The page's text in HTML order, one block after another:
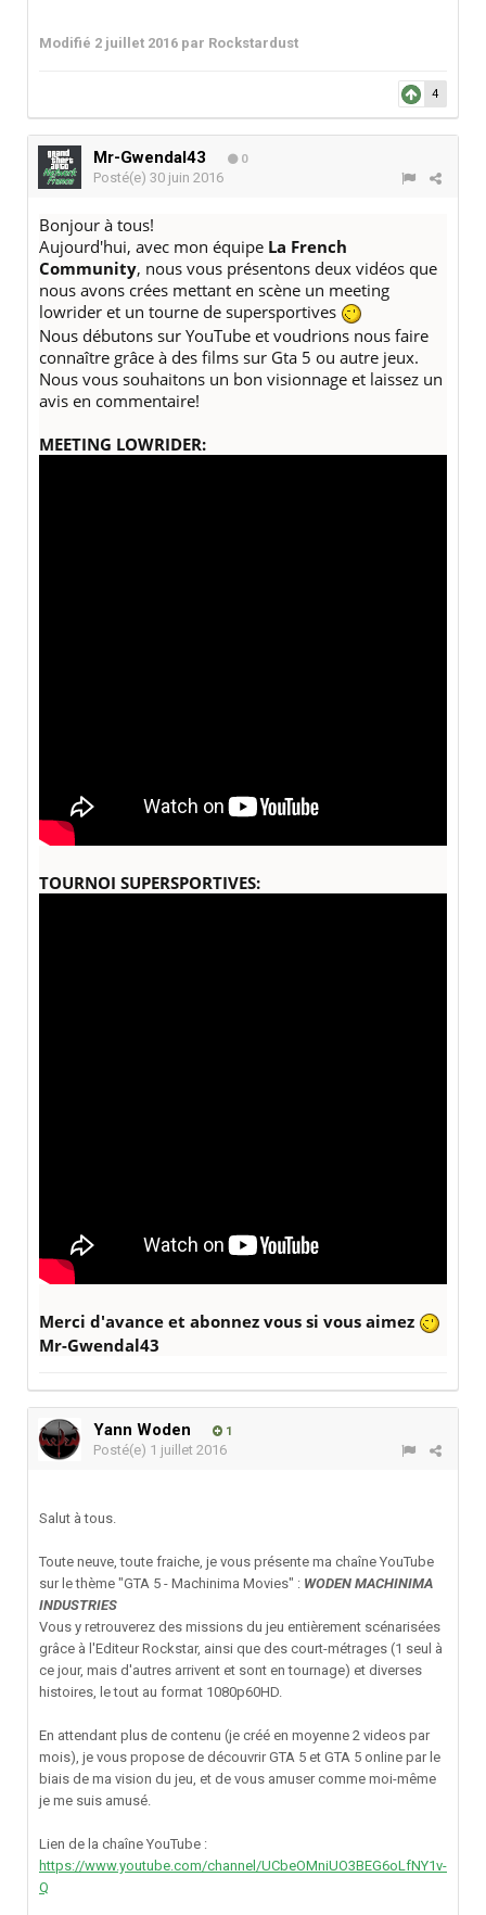
Modifié 2 juillet 2016 par Rockstardust
4
Mr-Gwendal43 0
Posté(e) 30 juin 2016
Bonjour à tous!
Aujourd'hui, avec mon équipe La French
Community, nous vous présentons deux vidéos que
nous avons crées mettant en scène un meeting
lowrider et un tourne de supersportives
Nous débutons sur YouTube et voudrions nous faire
connaître grâce à des films sur Gta 5 ou autre jeux.
Nous vous souhaitons un bon visionnage et laissez un
avis en commentaire!
MEETING LOWRIDER:
TOURNOI SUPERSPORTIVES:
Merci d'avance et abonnez vous si vous aimez
Mr-Gwendal43
Yann Woden 1
Posté(e) 1 juillet 2016
Salut à tous.
Toute neuve, toute fraiche, je vous présente ma chaîne YouTube
sur le thème "GTA 5 - Machinima Movies" : WODEN MACHINIMA
INDUSTRIES
Vous y retrouverez des missions du jeu entièrement scénarisées
grâce à l'Editeur Rockstar, ainsi que des court-métrages (1 seul à
ce jour, mais d'autres arrivent et sont en tournage) et diverses
histoires, le tout au format 1080p60HD.
En attendant plus de contenu (je créé en moyenne 2 videos par
mois), je vous propose de découvrir GTA 5 et GTA 5 online par le
biais de ma vision du jeu, et de vous amuser comme moi-même
je me suis amusé.
Lien de la chaîne YouTube :
https://www.youtube.com/channel/UCbeOMniUO3BEG6oLfNY1v-
Q